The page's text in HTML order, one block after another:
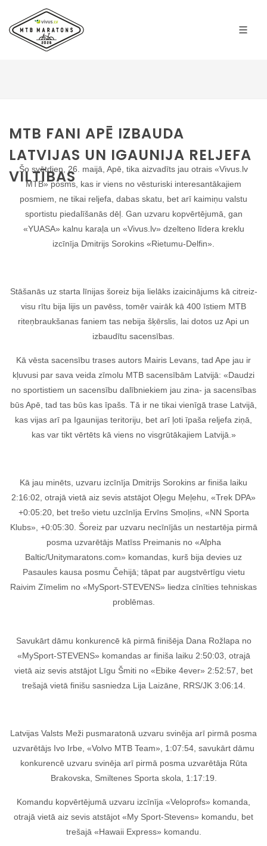
MTB FANI APĒ IZBAUDA
LATVIJAS UN IGAUNIJA RELJEFA
VILTĪBAS
Šo svētdien, 26. maijā, Apē, tika aizvadīts jau otrais «Vivus.lv
MTB» posms, kas ir viens no vēsturiski interesantākajiem
posmiem, ne tikai reljefa, dabas skatu, bet arī kaimiņu valstu
sportistu piedalīšanās dēļ. Gan uzvaru kopvērtējumā, gan
«YUASA» kalnu karaļa un «Vivus.lv» dzelteno līdera kreklu
izcīnīja Dmitrijs Sorokins «Rietumu-Delfin».
Stāšanās uz starta līnijas šoreiz bija lielāks izaicinājums kā citreiz-
visu rītu bija lijis un pavēss, tomēr vairāk kā 400 īstiem MTB
riteņbraukšanas faniem tas nebija šķērslis, lai dotos uz Api un
izbaudītu sacensības.
Kā vēsta sacensību trases autors Mairis Levans, tad Ape jau ir
kļuvusi par sava veida zīmolu MTB sacensībām Latvijā: «Daudzi
no sportistiem un sacensību dalībniekiem jau zina- ja sacensības
būs Apē, tad tas būs kas īpašs. Tā ir ne tikai vienīgā trase Latvijā,
kas vijas arī pa Igaunijas teritoriju, bet arī ļoti īpaša reljefa ziņā,
kas var tikt vērtēts kā viens no visgrūtākajiem Latvijā.»
Kā jau minēts, uzvaru izcīnīja Dmitrijs Sorokins ar finiša laiku
2:16:02, otrajā vietā aiz sevis atstājot Oļegu Meļehu, «Trek DPA»
+0:05:20, bet trešo vietu uzcīnīja Ervīns Smoļins, «NN Sporta
Klubs», +0:05:30. Šoreiz par uzvaru necīnījās un nestartēja pirmā
posma uzvarētājs Matīss Preimanis no «Alpha
Baltic/Unitymaratons.com» komandas, kurš bija devies uz
Pasaules kausa posmu Čehijā; tāpat par augstvērtīgu vietu
Raivim Zīmelim no «MySport-STEVENS» liedza cīnīties tehniskas
problēmas.
Savukārt dāmu konkurencē kā pirmā finišēja Dana Rožlapa no
«MySport-STEVENS» komandas ar finiša laiku 2:50:03, otrajā
vietā aiz sevis atstājot Līgu Šmiti no «Ebike 4ever» 2:52:57, bet
trešajā vietā finišu sasniedza Lija Laizāne, RRS/JK 3:06:14.
Latvijas Valsts Meži pusmaratonā uzvaru svinēja arī pirmā posma
uzvarētājs Ivo Irbe, «Volvo MTB Team», 1:07:54, savukārt dāmu
konkurencē uzvaru svinēja arī pirmā posma uzvarētāja Rūta
Brakovska, Smiltenes Sporta skola, 1:17:19.
Komandu kopvērtējumā uzvaru izcīnīja «Veloprofs» komanda,
otrajā vietā aiz sevis atstājot «My Sport-Stevens» komandu, bet
trešajā «Hawaii Express» komandu.